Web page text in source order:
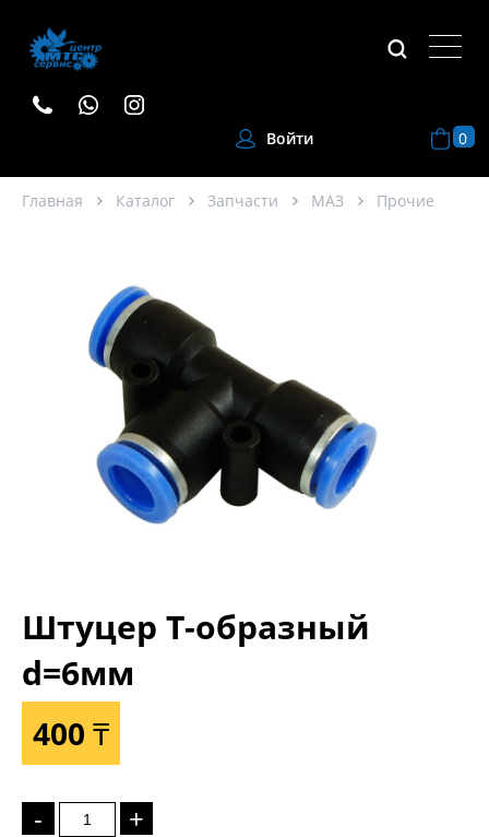
Войти 0
Главная Каталог Запчасти МАЗ Прочие
Штуцер Т-образный
d=6мм
400 ₸
- +